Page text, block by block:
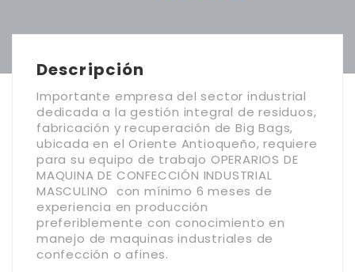
Descripción
Importante empresa del sector industrial
dedicada a la gestión integral de residuos,
fabricación y recuperación de Big Bags,
ubicada en el Oriente Antioqueño, requiere
para su equipo de trabajo OPERARIOS DE
MAQUINA DE CONFECCIÓN INDUSTRIAL
MASCULINO con mínimo 6 meses de
experiencia en producción
preferiblemente con conocimiento en
manejo de maquinas industriales de
confección o afines.